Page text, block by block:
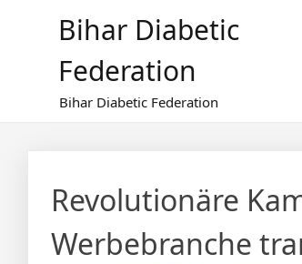
Bihar Diabetic
Federation
Bihar Diabetic Federation
Revolutionäre
Werbebranche